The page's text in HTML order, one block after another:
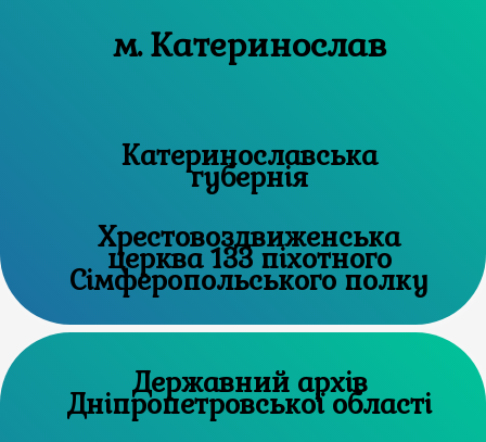
м. Катеринослав
Катеринославська
губернія
Хрестовоздвиженська
церква 133 піхотного
Сімферопольського полку
Державний архів
Дніпропетровської області